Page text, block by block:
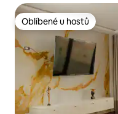
Oblíbené u hostů
Oblíbené u hostů